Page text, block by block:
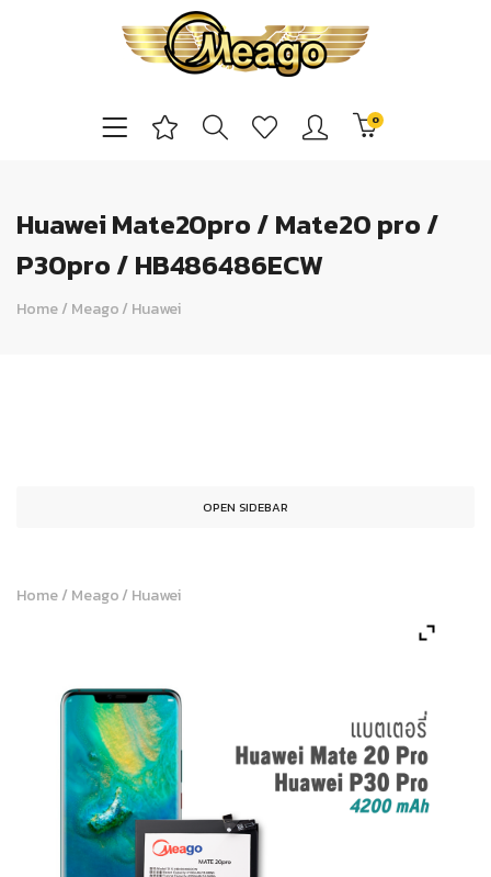
0
Huawei Mate20pro / Mate20 pro /
P30pro / HB486486ECW
Home/ Meago/ Huawei
OPEN SIDEBAR
Home/ Meago/ Huawei